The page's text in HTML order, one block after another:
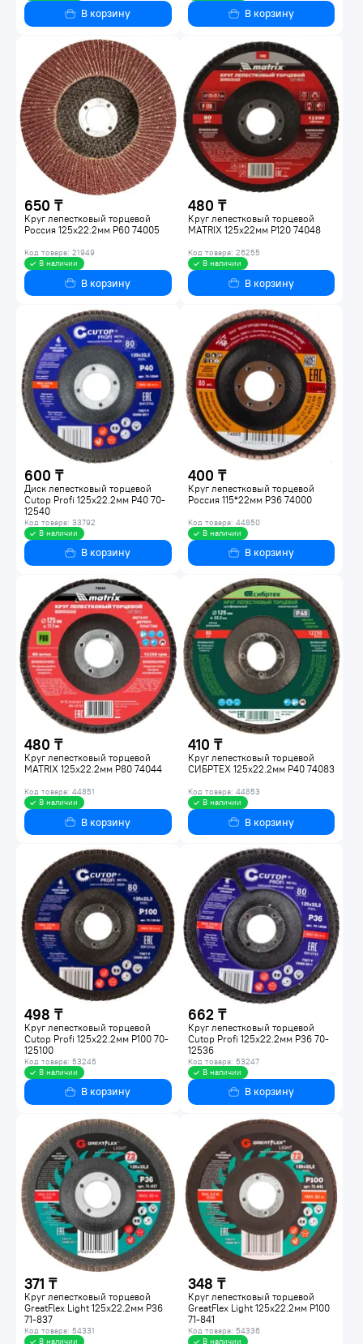
В корзину В корзину
650 ₸
Круг лепестковый торцевой
Россия 125х22.2мм Р60 74005
Код товара: 21949
В наличии
В корзину
480 ₸
Круг лепестковый торцевой
MATRIX 125x22мм P120 74048
Код товара: 26255
В наличии
В корзину
600 ₸
Диск лепестковый торцевой
Cutop Profi 125х22.2мм Р40 70-
12540
Код товара: 33792
В наличии
В корзину
400 ₸
Круг лепестковый торцевой
Россия 115*22мм P36 74000
Код товара: 44850
В наличии
В корзину
480 ₸
Круг лепестковый торцевой
MATRIX 125х22.2мм P80 74044
Код товара: 44851
В наличии
В корзину
410 ₸
Круг лепестковый торцевой
СИБРТЕХ 125x22.2мм P40 74083
Код товара: 44853
В наличии
В корзину
498 ₸
Круг лепестковый торцевой
Cutop Profi 125х22.2мм P100 70-
125100
Код товара: 53245
В наличии
В корзину
662 ₸
Круг лепестковый торцевой
Cutop Profi 125х22.2мм P36 70-
12536
Код товара: 53247
В наличии
В корзину
371 ₸
Круг лепестковый торцевой
GreatFlex Light 125х22.2мм P36
71-837
Код товара: 54331
В наличии
348 ₸
Круг лепестковый торцевой
GreatFlex Light 125х22.2мм P100
71-841
Код товара: 54336
В наличии